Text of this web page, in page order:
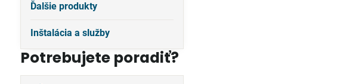
Ďalšie produkty
Inštalácia a služby
Potrebujete poradiť?